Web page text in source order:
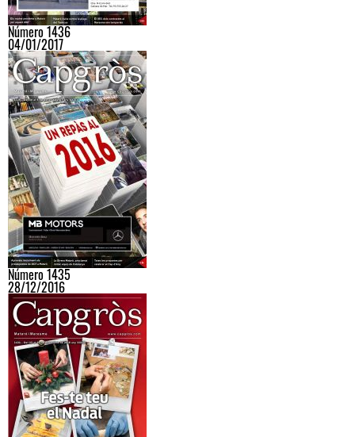
Número 1436
04/01/2017
Número 1435
28/12/2016